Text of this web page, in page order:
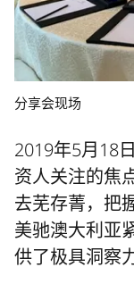
分享会现场
2019年5月18
资人关注的焦
去芜存菁，把
美驰澳大利亚
供了极具洞察